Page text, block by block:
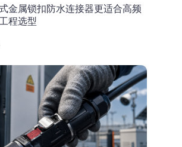
金属锁扣防水连接器更适合高频
程选型